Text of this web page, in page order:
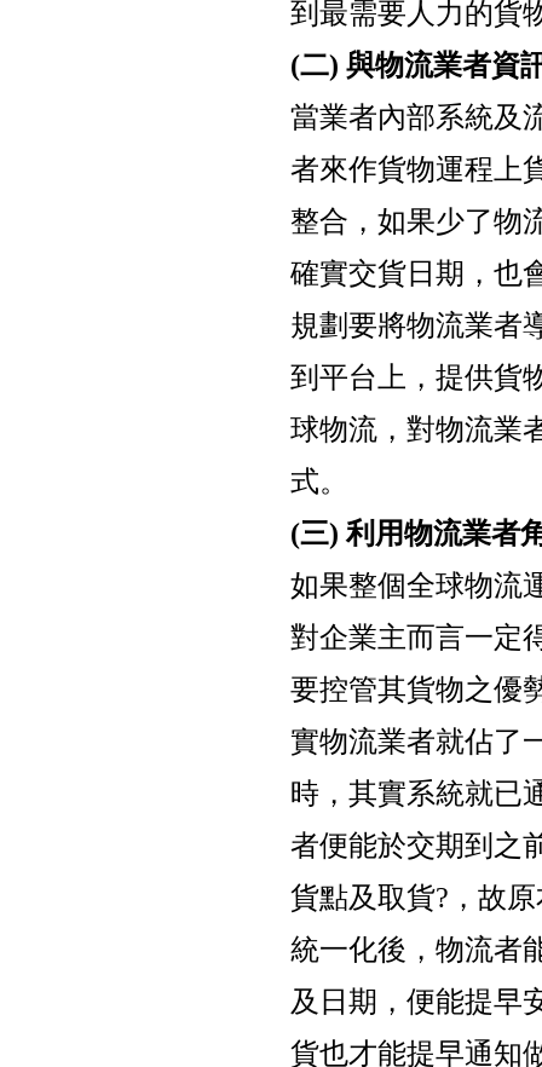
到最需要人力的貨
(二) 與物流業者資
當業者內部系統及
者來作貨物運程上
整合，如果少了物
確實交貨日期，也
規劃要將物流業者
到平台上，提供貨
球物流，對物流業
式。
(三) 利用物流業者
如果整個全球物流
對企業主而言一定
要控管其貨物之優
實物流業者就佔了
時，其實系統就已
者便能於交期到之
貨點及取貨?，故
統一化後，物流者
及日期，便能提早
貨也才能提早通知